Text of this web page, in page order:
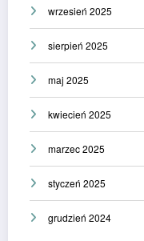
wrzesień 2025
sierpień 2025
maj 2025
kwiecień 2025
marzec 2025
styczeń 2025
grudzień 2024